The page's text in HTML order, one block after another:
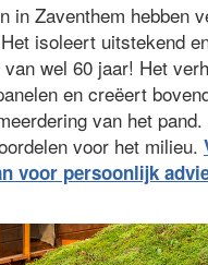
in Zaventhem hebben
isoleert uitstekend
wel 60 jaar! Het
en creëert
van het
voor het milieu.
voor persoonlijk